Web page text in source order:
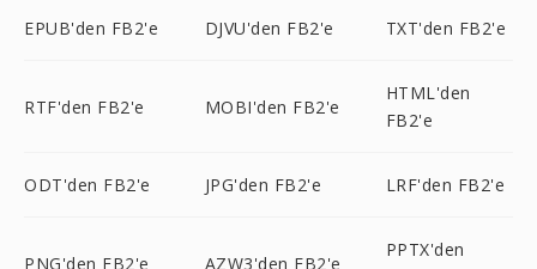
EPUB'den FB2'e DJVU'den FB2'e TXT'den FB2'e
RTF'den FB2'e MOBI'den FB2'e
HTML'den
FB2'e
ODT'den FB2'e JPG'den FB2'e LRF'den FB2'e
PNG'den FB2'e AZW3'den FB2'e
PPTX'den